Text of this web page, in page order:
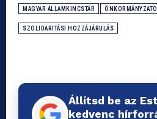
MAGYAR ÁLLAMKINCSTÁR
SZOLIDARITÁSI HOZZÁJÁRULÁS
Állítsd be az
kedvenc